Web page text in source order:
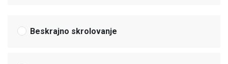
Beskrajno skrolovanje